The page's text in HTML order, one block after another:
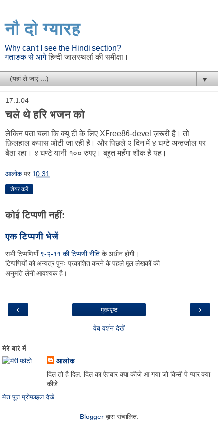
नौ दो ग्यारह
Why can't I see the Hindi section?
गताङ्क से आगेहिन्दी जालस्थलों की समीक्षा।
▼
17.1.04
चले थे हरि भजन को
लेकिन पता चला कि क्यू टी के लिए XFree86-devel ज़रूरी है। तो
फ़िलहाल कपास ओटी जा रही है। और पिछले २ दिन में ४ घण्टे अन्तर्जाल पर
बैठा रहा। ४ घण्टे यानी १०० रुपए। बहुत महँगा शौक है यह।
आलोक पर 10:31
शेयर करें
कोई टिप्पणी नहीं:
एक टिप्पणी भेजें
सभी टिप्पणियाँ ९-२-११ की टिप्पणी नीति के अधीन होंगी।
टिप्पणियों को अन्यत्र पुनः प्रकाशित करने के पहले मूल लेखकों की
अनुमति लेनी आवश्यक है।
‹ ›
मुख्यपृष्ठ
वेब वर्शन देखें
मेरे बारे में
आलोक
दिल तो है दिल, दिल का ऐतबार क्या कीजे आ गया जो किसी पे प्यार क्या
कीजे
मेरा पूरा प्रोफ़ाइल देखें
Bloggerद्वारा संचालित.